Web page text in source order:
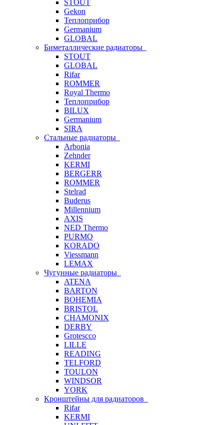
STOUT
Gekon
Теплоприбор
Germanium
GLOBAL
Биметаллические радиаторы
STOUT
GLOBAL
Rifar
ROMMER
Royal Thermo
Теплоприбор
BILUX
Germanium
SIRA
Стальные радиаторы
Arbonia
Zehnder
KERMI
BERGERR
ROMMER
Stelrad
Buderus
Millennium
AXIS
NED Thermo
PURMO
KORADO
Viessmann
LEMAX
Чугунные радиаторы
ATENA
BARTON
BOHEMIA
BRISTOL
CHAMONIX
DERBY
Grotescco
LILLE
READING
TELFORD
TOULON
WINDSOR
YORK
Кронштейны для радиаторов
Rifar
KERMI